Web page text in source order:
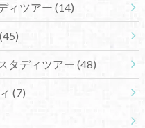
ィツアー (14)
(45)
タディツアー (48)
(7)